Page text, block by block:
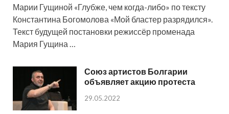
Марии Гущиной «Глубже, чем когда-либо» по тексту
Константина Богомолова «Мой бластер разрядился».
Текст будущей постановки режиссёр променада
Мария Гущина …
Союз артистов Болгарии
объявляет акцию протеста
29.05.2022